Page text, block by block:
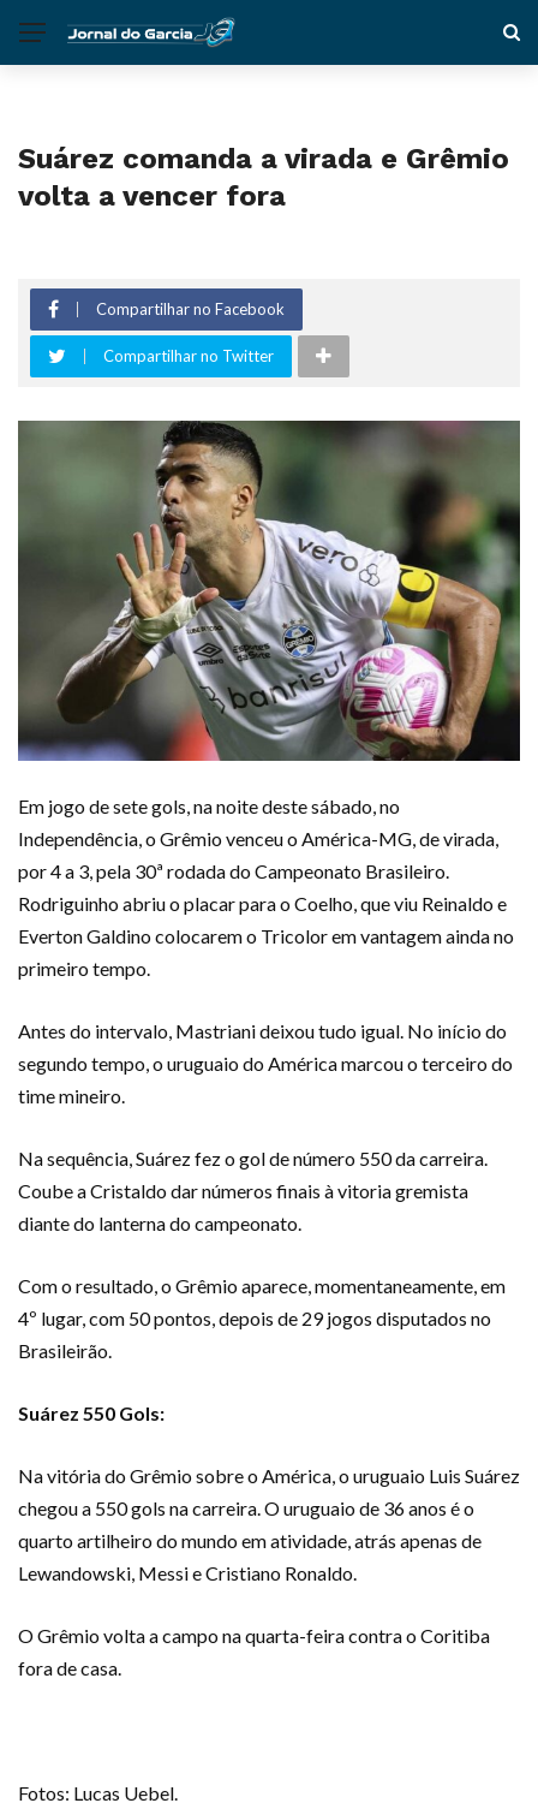
Suárez comanda a virada e Grêmio
volta a vencer fora
Compartilhar no Facebook
Compartilhar no Twitter
Em jogo de sete gols, na noite deste sábado, no
Independência, o Grêmio venceu o América-MG, de virada,
por 4 a 3, pela 30ª rodada do Campeonato Brasileiro.
Rodriguinho abriu o placar para o Coelho, que viu Reinaldo e
Everton Galdino colocarem o Tricolor em vantagem ainda no
primeiro tempo.
Antes do intervalo, Mastriani deixou tudo igual. No início do
segundo tempo, o uruguaio do América marcou o terceiro do
time mineiro.
Na sequência, Suárez fez o gol de número 550 da carreira.
Coube a Cristaldo dar números finais à vitoria gremista
diante do lanterna do campeonato.
Com o resultado, o Grêmio aparece, momentaneamente, em
4º lugar, com 50 pontos, depois de 29 jogos disputados no
Brasileirão.
Suárez 550 Gols:
Na vitória do Grêmio sobre o América, o uruguaio Luis Suárez
chegou a 550 gols na carreira. O uruguaio de 36 anos é o
quarto artilheiro do mundo em atividade, atrás apenas de
Lewandowski, Messi e Cristiano Ronaldo.
O Grêmio volta a campo na quarta-feira contra o Coritiba
fora de casa.
Fotos: Lucas Uebel.